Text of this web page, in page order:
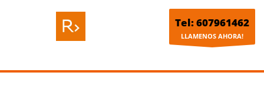
Tel: 607961462
LLAMENOS AHORA!